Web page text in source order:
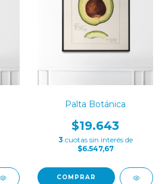
Palta Botánica
$19.643
3 cuotas sin interés de
$6.547,67
COMPRAR